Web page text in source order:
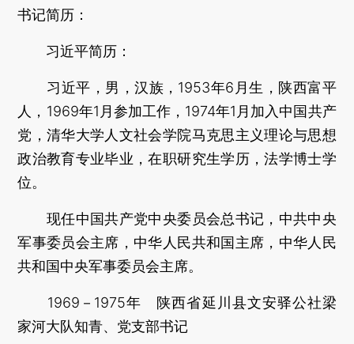
书记简历：
习近平简历：
习近平，男，汉族，1953年6月生，陕西富平
人，1969年1月参加工作，1974年1月加入中国共产
党，清华大学人文社会学院马克思主义理论与思想
政治教育专业毕业，在职研究生学历，法学博士学
位。
现任中国共产党中央委员会总书记，中共中央
军事委员会主席，中华人民共和国主席，中华人民
共和国中央军事委员会主席。
1969－1975年 陕西省延川县文安驿公社梁
家河大队知青、党支部书记